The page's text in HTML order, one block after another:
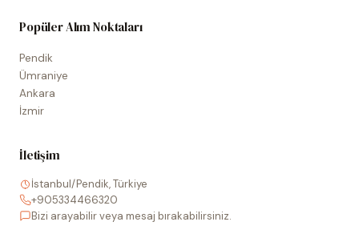
Popüler Alım Noktaları
Pendik
Ümraniye
Ankara
İzmir
İletişim
İstanbul/Pendik, Türkiye
+905334466320
Bizi arayabilir veya mesaj bırakabilirsiniz.